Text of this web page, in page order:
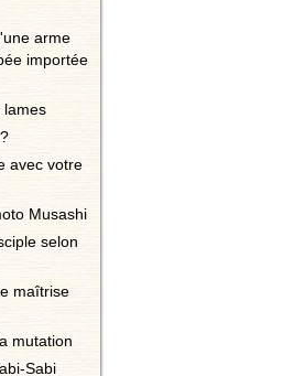
arme
importée
lames
avec votre
Musashi
selon
maîtrise
mutation
Sabi